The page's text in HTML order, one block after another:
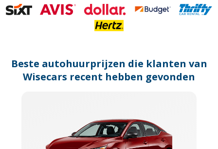
get
the
dates.
Beste autohuurprijzen die klanten van
Wisecars recent hebben gevonden